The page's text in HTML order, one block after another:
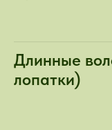
Длинные
лопатки)